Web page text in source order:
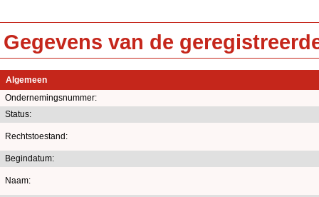
Gegevens van de
Algemeen
Ondernemingsnummer:
Status:
Rechtstoestand:
Begindatum:
Naam: